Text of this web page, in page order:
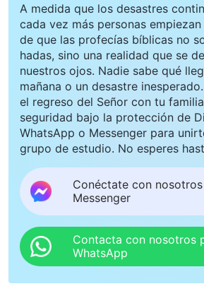
A medida que los desastres
cada vez más personas
de que las profecías bíblicas no
hadas, sino una realidad que se
nuestros ojos. Nadie sabe qué
mañana o un desastre
el regreso del Señor con tu
seguridad bajo la protección de
WhatsApp o Messenger para
grupo de estudio. No esperes
Conéctate con
Messenger
Contacta con nosotros
WhatsApp